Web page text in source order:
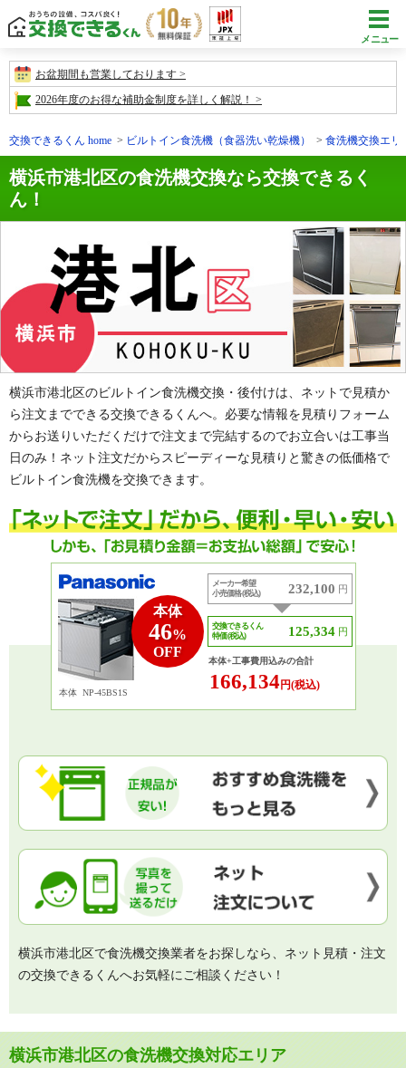
メニュー
お盆期間も営業しております
2026年度のお得な補助金制度を詳しく解説！
交換できるくん home ビルトイン食洗機（食器洗い乾燥機） 食洗機交換エリ
横浜市港北区の食洗機交換なら交換できるく
ん！
横浜市港北区のビルトイン食洗機交換・後付けは、ネットで見積か
ら注文までできる交換できるくんへ。必要な情報を見積りフォーム
からお送りいただくだけで注文まで完結するのでお立合いは工事当
日のみ！ネット注文だからスピーディーな見積りと驚きの低価格で
ビルトイン食洗機を交換できます。
本体
46%
OFF
本体 NP-45BS1S
メーカー希望
小売価格 (税込)
232,100 円
交換できるくん
特価 (税込)
125,334 円
本体+工事費用込みの合計
166,134円(税込)
横浜市港北区で食洗機交換業者をお探しなら、ネット見積・注文
の交換できるくんへお気軽にご相談ください！
横浜市港北区の食洗機交換対応エリア